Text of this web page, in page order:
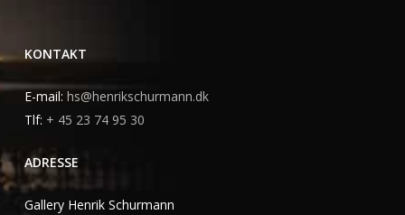
KONTAKT
E-mail: hs@henrikschurmann.dk
Tlf: + 45 23 74 95 30
ADRESSE
Gallery Henrik Schurmann